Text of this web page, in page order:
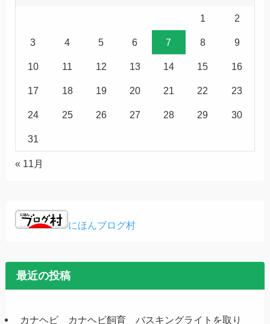
1 2
3 4 5 6 7 8 9
10 11 12 13 14 15 16
17 18 19 20 21 22 23
24 25 26 27 28 29 30
31
« 11月
にほんブログ村
最近の投稿
カナヘビ カナヘビ飼育 バスキングライトを取り